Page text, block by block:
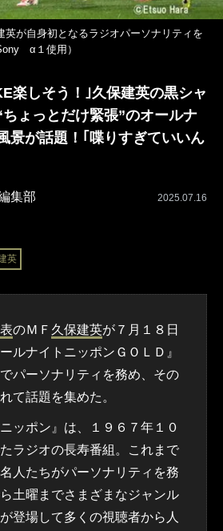
英が自身初となるラジオパーソナリティを
α１使用）
楽しそう！｣久保建英の黒シャ
ょっとだけ緊張”のオールナ
景が話題！｢喋りすぎていいん
集部 2025.07.16
英
のＭＦ 久保建英が７月１８日
ルナイトニッポンＧＯＬＤ』
パーソナリティを務め、その
て話題を集めた。
ッポン』は、１９６７年１０
ラジオの長寿番組。これまで
人たちがパーソナリティを務
土曜までさまざまなジャンル
登場して多くの視聴者から人